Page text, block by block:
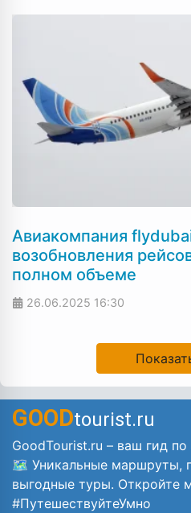
Авиакомпания
возобновления
полном объеме
26.06.2025 16:30
GOODtourist.ru
GoodTourist.ru – ваш гид
🗺️ Уникальные маршруты,
выгодные туры.
#ПутешествуйтеУмно